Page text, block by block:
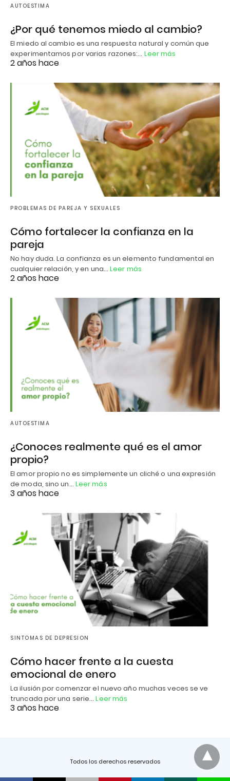
AUTOESTIMA
¿Por qué tenemos miedo al cambio?
El miedo al cambio es una respuesta natural y común que
experimentamos por varias razones:… Leer más
2 años hace
PROBLEMAS DE PAREJA Y SEXUALES
Cómo fortalecer la confianza en la
pareja
No hay duda. La confianza es un elemento fundamental en
cualquier relación, y en una…Leer más
2 años hace
AUTOESTIMA
¿Conoces realmente qué es el amor
propio?
El amor propio no es simplemente un cliché o una expresión
de moda, sino un… Leer más
3 años hace
SINTOMAS DE DEPRESION
Cómo hacer frente a la cuesta
emocional de enero
La ilusión por comenzar el nuevo año muchas veces se ve
truncada por una serie…Leer más
3 años hace
Todos los derechos reservados